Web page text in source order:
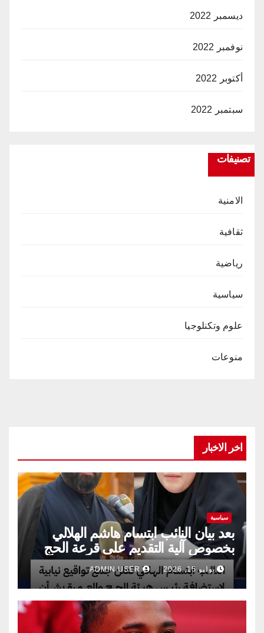
ديسمبر 2022
نوفمبر 2022
أكتوبر 2022
سبتمبر 2022
تصنيفات
الامنية
ثقافية
رياضية
سياسية
علوم وتكنلوجيا
منوعات
اخر الاخبار
سياسية
بعد بيان النائب ابتسام هاشم الهلالي
بخصوص آلية التقديم على قرعة الحج
يوليو 15, 2026